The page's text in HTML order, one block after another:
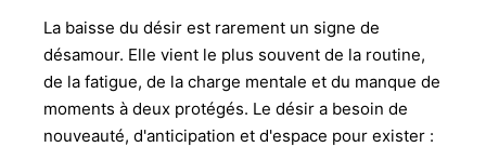
La baisse du désir est rarement un signe de
désamour. Elle vient le plus souvent de la routine,
de la fatigue, de la charge mentale et du manque de
moments à deux protégés. Le désir a besoin de
nouveauté, d'anticipation et d'espace pour exister :